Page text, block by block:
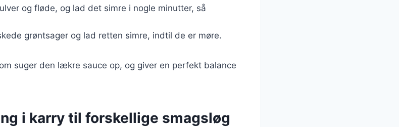
og fløde, og lad det simre i nogle minutter, så
grøntsager og lad retten simre, indtil de er møre.
suger den lækre sauce op, og giver en perfekt balance
i karry til forskellige smagsløg